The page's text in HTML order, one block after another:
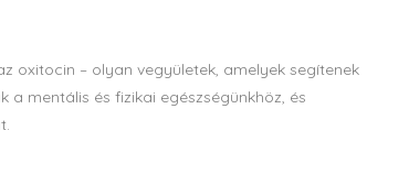
oxitocin – olyan vegyületek, amelyek segítenek
mentális és fizikai egészségünkhöz, és